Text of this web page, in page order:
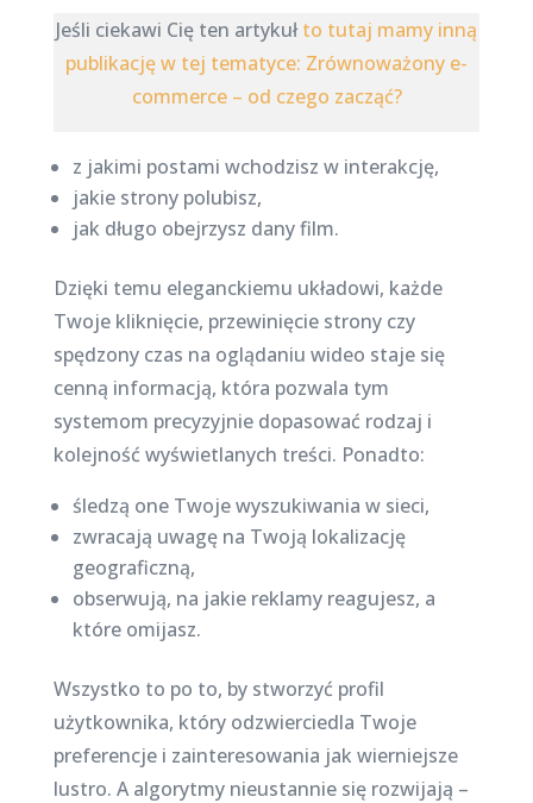
Jeśli ciekawi Cię ten artykułto tutaj mamy inną
publikację w tej tematyce: Zrównoważony e-
commerce – od czego zacząć?
z jakimi postami wchodzisz w interakcję,
jakie strony polubisz,
jak długo obejrzysz dany film.
Dzięki temu eleganckiemu układowi, każde
Twoje kliknięcie, przewinięcie strony czy
spędzony czas na oglądaniu wideo staje się
cenną informacją, która pozwala tym
systemom precyzyjnie dopasować rodzaj i
kolejność wyświetlanych treści. Ponadto:
śledzą one Twoje wyszukiwania w sieci,
zwracają uwagę na Twoją lokalizację
geograficzną,
obserwują, na jakie reklamy reagujesz, a
które omijasz.
Wszystko to po to, by stworzyć profil
użytkownika, który odzwierciedla Twoje
preferencje i zainteresowania jak wierniejsze
lustro. A algorytmy nieustannie się rozwijają –